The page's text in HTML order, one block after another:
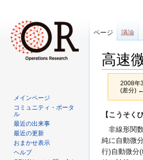
高速
2008年
(差分)
ナ
ゲ
ー
シ
検
に
移
動
【こうそ
非線形関
純に自動微
行)自動微分
ページ 議論
メインページ
コミュニティ・ポータ
ル
最近の出来事
最近の更新
おまかせ表示
ヘルプ